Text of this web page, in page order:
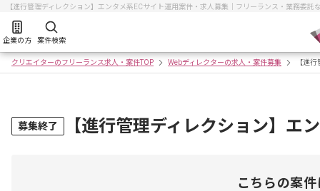
【進行管理ディレクション】エンタメ系ECサイト運用案件・求人募集｜フリーランス・業務委託
企業の方 案件検索
クリエイターのフリーランス求人・案件TOP Webディレクターの求人・案件募集 【進
募集終了 【進行管理ディレクション】エ
こちらの案